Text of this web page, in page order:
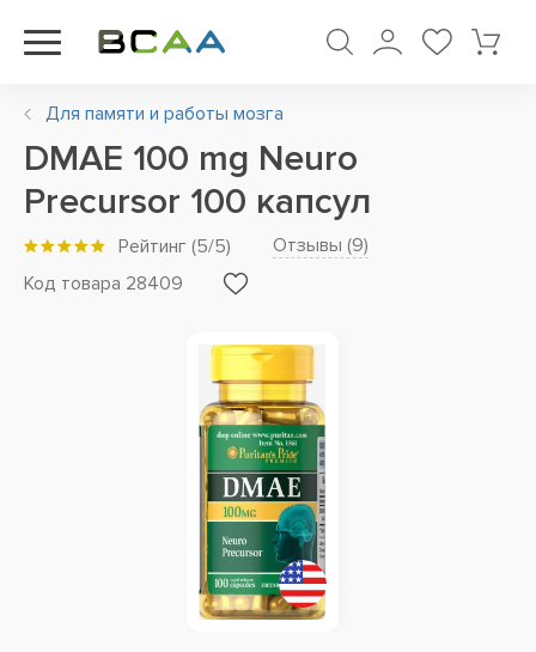
Для памяти и работы мозга
DMAE 100 mg Neuro
Precursor 100 капсул
Рейтинг (5/5) Отзывы (9)
Код товара 28409